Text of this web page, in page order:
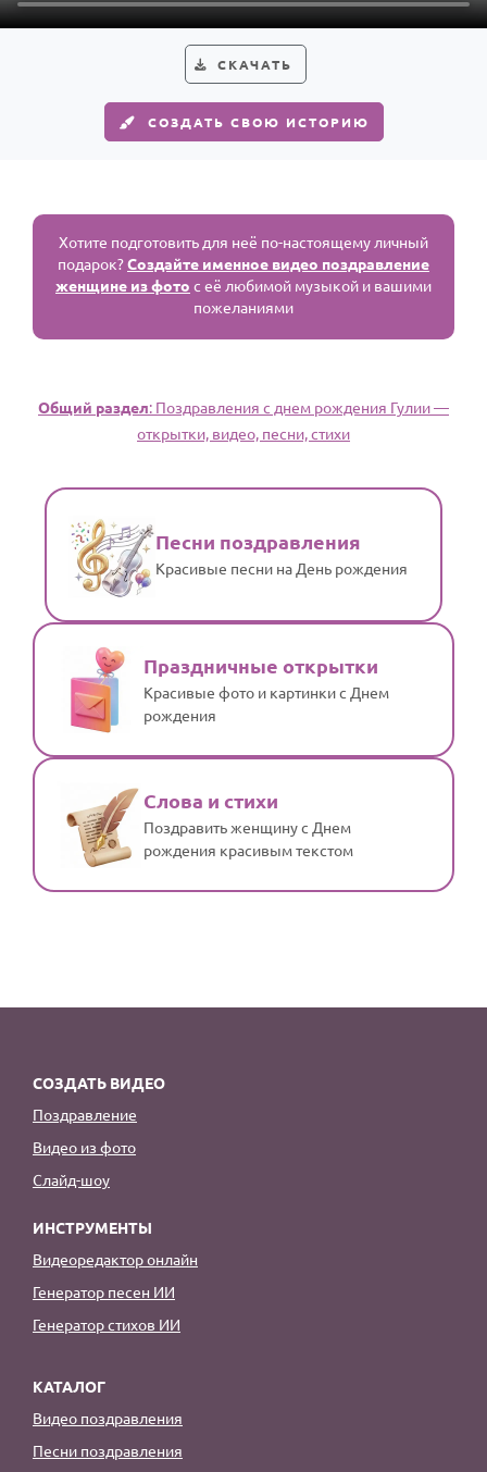
СКАЧАТЬ
СОЗДАТЬ СВОЮ ИСТОРИЮ
Хотите подготовить для неё по-настоящему личный
подарок?Создайте именное видео поздравление
женщине из фото с её любимой музыкой и вашими
пожеланиями
Общий раздел: Поздравления с днем рождения Гулии —
открытки, видео, песни, стихи
Песни поздравления
Красивые песни на День рождения
Праздничные открытки
Красивые фото и картинки с Днем
рождения
Слова и стихи
Поздравить женщину с Днем
рождения красивым текстом
СОЗДАТЬ ВИДЕО
Поздравление
Видео из фото
Слайд-шоу
ИНСТРУМЕНТЫ
Видеоредактор онлайн
Генератор песен ИИ
Генератор стихов ИИ
КАТАЛОГ
Видео поздравления
Песни поздравления